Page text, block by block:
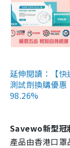
延伸閱讀：【
測試劑換購優
98.26%
Savewo新型冠
產品由香港口罩